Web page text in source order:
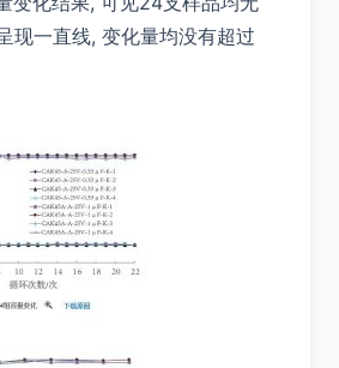
现一直线, 变化量均没有超过